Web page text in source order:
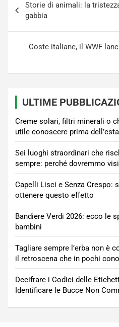
articoli
Storie di animali: la
gabbia
Coste italiane, il WWF
ULTIME
Creme solari, filtri minerali o
utile conoscere prima
Sei luoghi straordinari che
sempre: perché dovremmo
Capelli Lisci e Senza Crespo:
ottenere questo effetto
Bandiere Verdi 2026: ecco le
bambini
Tagliare sempre l’erba non è
il retroscena che in pochi
Decifrare i Codici delle
Identificare le Bucce Non